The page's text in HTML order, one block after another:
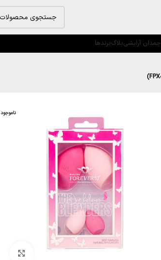
چمدان آرایشیبلاگبرندها
ناموجود